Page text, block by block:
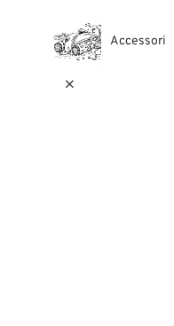
Accessori
